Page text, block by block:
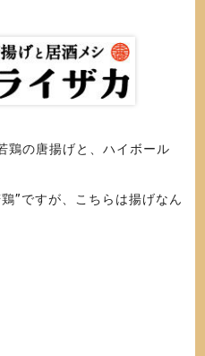
鶏の唐揚げと、ハイボール
”ですが、こちらは揚げなん